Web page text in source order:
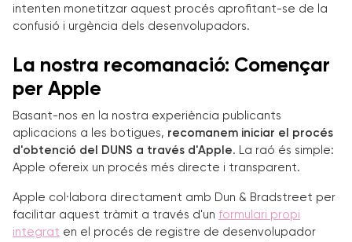
intenten monetitzar aquest procés aprofitant-se de la
confusió i urgència dels desenvolupadors.
La nostra recomanació: Començar
per Apple
Basant-nos en la nostra experiència publicants
aplicacions a les botigues, recomanem iniciar el procés
d'obtenció del DUNS a través d'Apple. La raó és simple:
Apple ofereix un procés més directe i transparent.
Apple col·labora directament amb Dun & Bradstreet per
facilitar aquest tràmit a través d'un formulari propi
integrat en el procés de registre de desenvolupador